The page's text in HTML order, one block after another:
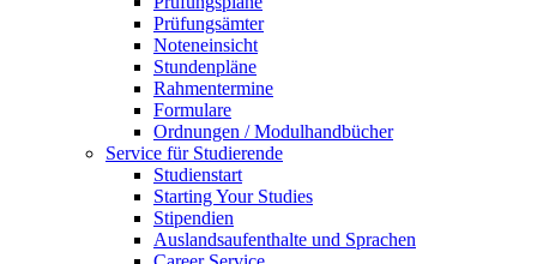
Prüfungsämter
Noteneinsicht
Stundenpläne
Rahmentermine
Formulare
Ordnungen / Modulhandbücher
Service für Studierende
Studienstart
Starting Your Studies
Stipendien
Auslandsaufenthalte und Sprachen